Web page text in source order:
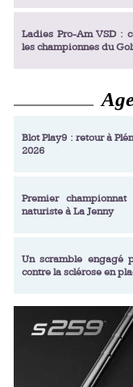
Ladies Pro-Am VSD :
les championnes du
Ladies Pro-Am VSD :
décrochent leur billet
Enfin un livre de golf
Ladies Pro-Am
Académie Golf Barrière
Amundi Evian
expériences immersives
Blot Play9 : retour à
2026
Premier
naturiste à La Jenny
Un scramble engagé
contre la sclérose en
Resonance Golf
Series & Trophée
amateurs en 10 étapes
Royal Air Maroc Golf &